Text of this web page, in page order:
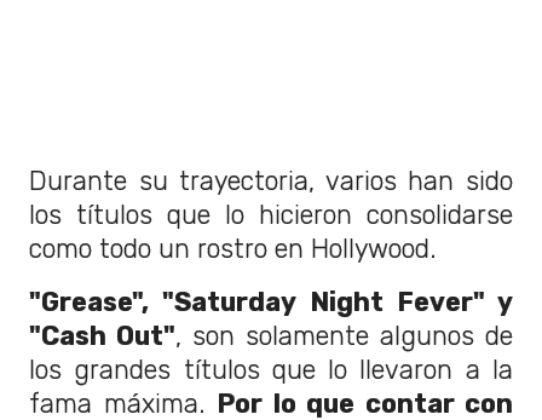
Durante su trayectoria, varios han sido
los títulos que lo hicieron consolidarse
como todo un rostro en Hollywood.
"Grease", "Saturday Night Fever" y
"Cash Out", son solamente algunos de
los grandes títulos que lo llevaron a la
fama máxima. Por lo que contar con